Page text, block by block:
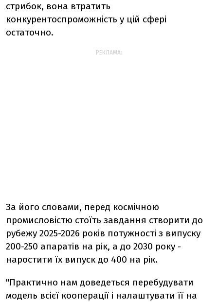
стрибок, вона втратить
конкурентоспроможність у цій сфері
остаточно.
РЕКЛАМА:
За його словами, перед космічною
промисловістю стоїть завдання створити до
рубежу 2025-2026 років потужності з випуску
200-250 апаратів на рік, а до 2030 року -
наростити їх випуск до 400 на рік.
"Практично нам доведеться перебудувати
модель всієї кооперації і налаштувати її на